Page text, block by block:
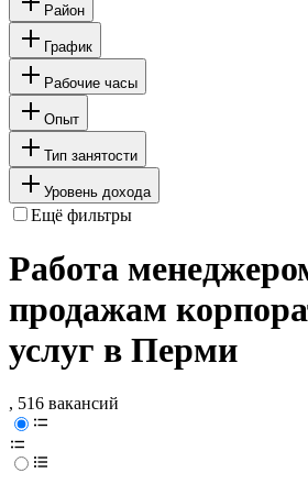
Район
График
Рабочие часы
Опыт
Тип занятости
Уровень дохода
Ещё фильтры
Работа
продажам
услуг в Перми
, 516 вакансий